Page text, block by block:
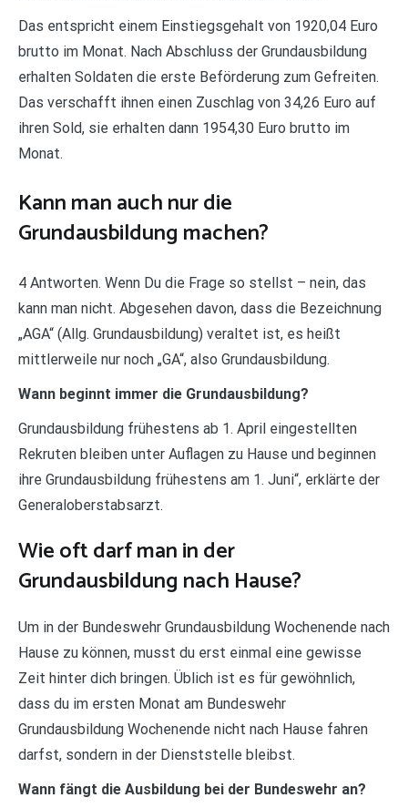
Das entspricht einem Einstiegsgehalt von 1920,04 Euro
brutto im Monat. Nach Abschluss der Grundausbildung
erhalten Soldaten die erste Beförderung zum Gefreiten.
Das verschafft ihnen einen Zuschlag von 34,26 Euro auf
ihren Sold, sie erhalten dann 1954,30 Euro brutto im
Monat.
Kann man auch nur die
Grundausbildung machen?
4 Antworten. Wenn Du die Frage so stellst – nein, das
kann man nicht. Abgesehen davon, dass die Bezeichnung
„AGA“ (Allg. Grundausbildung) veraltet ist, es heißt
mittlerweile nur noch „GA“, also Grundausbildung.
Wann beginnt immer die Grundausbildung?
Grundausbildung frühestens ab 1. April eingestellten
Rekruten bleiben unter Auflagen zu Hause und beginnen
ihre Grundausbildung frühestens am 1. Juni“, erklärte der
Generaloberstabsarzt.
Wie oft darf man in der
Grundausbildung nach Hause?
Um in der Bundeswehr Grundausbildung Wochenende nach
Hause zu können, musst du erst einmal eine gewisse
Zeit hinter dich bringen. Üblich ist es für gewöhnlich,
dass du im ersten Monat am Bundeswehr
Grundausbildung Wochenende nicht nach Hause fahren
darfst, sondern in der Dienststelle bleibst.
Wann fängt die Ausbildung bei der Bundeswehr an?